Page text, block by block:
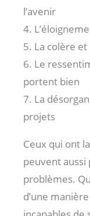
l’avenir
4.
5. La colère
6. Le
portent bien
7. La
projets
Ceux qui ont
peuvent aussi
problèmes.
d’une